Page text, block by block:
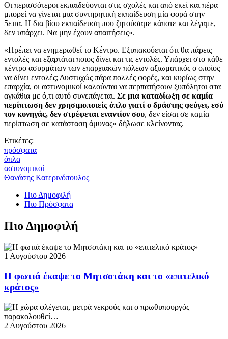
Οι περισσότεροι εκπαιδεύονται στις σχολές και από εκεί και πέρα
μπορεί να γίνεται μια συντηρητική εκπαίδευση μία φορά στην
5ετια. Η δια βίου εκπαίδευση που ζητούσαμε κάποτε και λέγαμε,
δεν υπάρχει. Να μην έχουν απαιτήσεις».
«Πρέπει να ενημερωθεί το Κέντρο. Εξυπακούεται ότι θα πάρεις
εντολές και εξαρτάται ποιος δίνει και τις εντολές. Υπάρχει στο κάθε
κέντρο ασυρμάτων των επαρχιακών πόλεων αξιωματικός ο οποίος
να δίνει εντολές; Δυστυχώς πάρα πολλές φορές, και κυρίως στην
επαρχία, οι αστυνομικοί καλούνται να περπατήσουν ξυπόλητοι στα
αγκάθια με ό,τι αυτό συνεπάγεται. Σε μια καταδίωξη σε καμία
περίπτωση δεν χρησιμοποιείς όπλο γιατί ο δράστης φεύγει, εσύ
τον κυνηγάς, δεν στρέφεται εναντίον σου, δεν είσαι σε καμία
περίπτωση σε κατάσταση άμυνας» δήλωσε κλείνοντας.
Ετικέτες:
πρόσφατα
όπλα
αστυνομικοί
Θανάσης Κατερινόπουλος
Πιο Δημοφιλή
Πιο Πρόσφατα
Πιο Δημοφιλή
1 Αυγούστου 2026
Η φωτιά έκαψε το Μητσοτάκη και το «επιτελικό
κράτος»
2 Αυγούστου 2026